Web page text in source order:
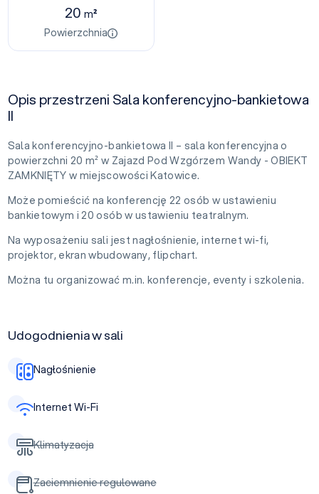
20m²
Powierzchnia
Opis przestrzeni Sala konferencyjno-bankietowa
II
Sala konferencyjno-bankietowa II – sala konferencyjna o
powierzchni 20 m² w Zajazd Pod Wzgórzem Wandy - OBIEKT
ZAMKNIĘTY w miejscowości Katowice.
Może pomieścić na konferencję 22 osób w ustawieniu
bankietowym i 20 osób w ustawieniu teatralnym.
Na wyposażeniu sali jest nagłośnienie, internet wi-fi,
projektor, ekran wbudowany, flipchart.
Można tu organizować m.in. konferencje, eventy i szkolenia.
Udogodnienia w sali
Nagłośnienie
Internet Wi-Fi
Klimatyzacja
Zaciemnienie regulowane